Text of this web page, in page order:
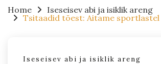
content
Home
Iseseisev abi ja isiklik areng
Tsitaadid tõest: Aitame
Iseseisev abi ja isiklik areng